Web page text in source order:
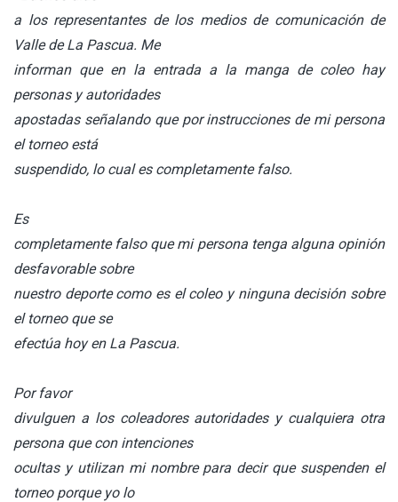
a los representantes de los medios de comunicación de
Valle de La Pascua. Me
informan que en la entrada a la manga de coleo hay
personas y autoridades
apostadas señalando que por instrucciones de mi persona
el torneo está
suspendido, lo cual es completamente falso.
Es
completamente falso que mi persona tenga alguna opinión
desfavorable sobre
nuestro deporte como es el coleo y ninguna decisión sobre
el torneo que se
efectúa hoy en La Pascua.
Por favor
divulguen a los coleadores autoridades y cualquiera otra
persona que con intenciones
ocultas y utilizan mi nombre para decir que suspenden el
torneo porque yo lo